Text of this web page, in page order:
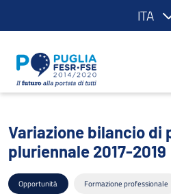
ITA
Variazione bilancio
Variazione bilancio di
pluriennale 2017-2019
Opportunità Formazione professionale